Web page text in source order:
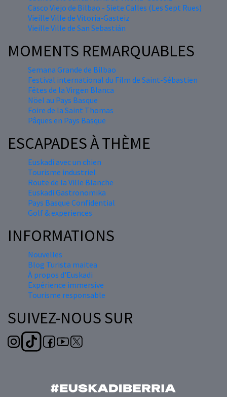
Casco Viejo de Bilbao - Siete Calles (Les Sept Rues)
Vieille Ville de Vitoria-Gasteiz
Vieille Ville de San Sebastián
MOMENTS REMARQUABLES
Semana Grande de Bilbao
Festival international du Film de Saint-Sébastien
Fêtes de la Virgen Blanca
Nöel au Pays Basque
Foire de la Saint Thomas
Pâques en Pays Basque
ESCAPADES À THÈME
Euskadi avec un chien
Tourisme industriel
Route de la Ville Blanche
Euskadi Gastronomika
Pays Basque Confidential
Golf & experiences
INFORMATIONS
Nouvelles
Blog Turista maitea
À propos d'Euskadi
Expérience immersive
Tourisme responsable
SUIVEZ-NOUS SUR